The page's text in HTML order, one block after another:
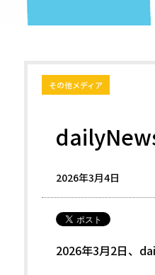
その他メディア
2026年3月4日
2026年3月2日、